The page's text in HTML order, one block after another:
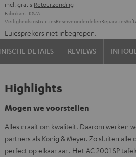
incl. gratis Retourzending
Fabrikant: K&M
VeiligheidsinstructiesReserveonderdelenReparaties
Luidsprekers niet inbegrepen.
DETAILS
REVIEWS
Highlights
Mogen we voorstellen
Alles draait om kwaliteit. Daarom werken
partners als König & Meyer. Zo sluiten
perfect op elkaar aan. Het AC 2001 SP